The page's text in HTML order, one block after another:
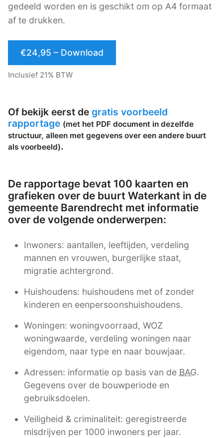
gedeeld worden en is geschikt om op A4 formaat
af te drukken.
€24,95 – Download
Inclusief 21% BTW
Of bekijk eerst de gratis voorbeeld
rapportage (met het PDF document in dezelfde
structuur, alleen met gegevens over een andere buurt
als voorbeeld).
De rapportage bevat 100 kaarten en
grafieken over de buurt Waterkant in de
gemeente Barendrecht met informatie
over de volgende onderwerpen:
Inwoners: aantallen, leeftijden, verdeling
mannen en vrouwen, burgerlijke staat,
migratie achtergrond.
Huishoudens: huishoudens met of zonder
kinderen en eenpersoonshuishoudens.
Woningen: woningvoorraad, WOZ
woningwaarde, verdeling woningen naar
eigendom, naar type en naar bouwjaar.
Adressen: informatie op basis van de BAG.
Gegevens over de bouwperiode en
gebruiksdoelen.
Veiligheid & criminaliteit: geregistreerde
misdrijven per 1000 inwoners per jaar.